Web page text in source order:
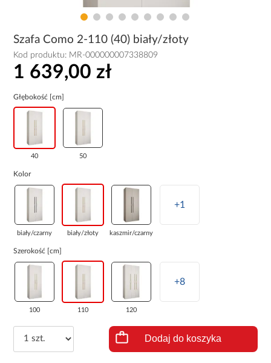
Szafa Como 2-110 (40) biały/złoty
Kod produktu: MR-000000007338809
1 639,00 zł
Głębokość [cm]
40 50
Kolor
biały/czarny biały/złoty kaszmir/czarny
+1
Szerokość [cm]
100 110 120
+8
Dodaj do koszyka